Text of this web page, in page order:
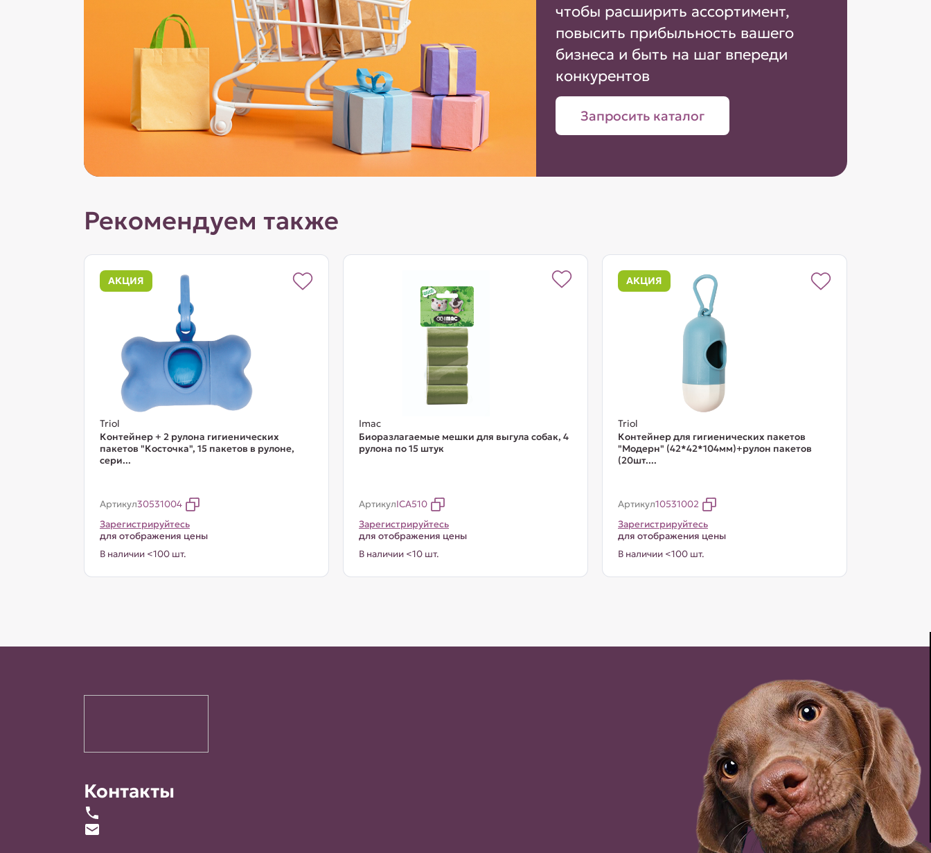
чтобы расширить ассортимент,
повысить прибыльность вашего
бизнеса и быть на шаг впереди
конкурентов
Запросить каталог
Рекомендуем также
АКЦИЯ
Triol
Контейнер + 2 рулона гигиенических
пакетов "Косточка", 15 пакетов в рулоне,
сери...
Артикул30531004
Зарегистрируйтесь
для отображения цены
В наличии <100 шт.
Imac
Биоразлагаемые мешки для выгула собак, 4
рулона по 15 штук
АртикулICA510
Зарегистрируйтесь
для отображения цены
В наличии <10 шт.
АКЦИЯ
Triol
Контейнер для гигиенических пакетов
"Модерн" (42*42*104мм)+рулон пакетов
(20шт....
Артикул10531002
Зарегистрируйтесь
для отображения цены
В наличии <100 шт.
Контакты